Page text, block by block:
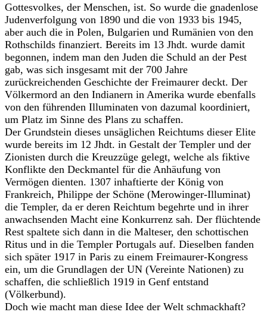
Gottesvolkes, der Menschen, ist. So wurde die gnadenlose
Judenverfolgung von 1890 und die von 1933 bis 1945,
aber auch die in Polen, Bulgarien und Rumänien von den
Rothschilds finanziert. Bereits im 13 Jhdt. wurde damit
begonnen, indem man den Juden die Schuld an der Pest
gab, was sich insgesamt mit der 700 Jahre
zurückreichenden Geschichte der Freimaurer deckt. Der
Völkermord an den Indianern in Amerika wurde ebenfalls
von den führenden Illuminaten von dazumal koordiniert,
um Platz im Sinne des Plans zu schaffen.
Der Grundstein dieses unsäglichen Reichtums dieser Elite
wurde bereits im 12 Jhdt. in Gestalt der Templer und der
Zionisten durch die Kreuzzüge gelegt, welche als fiktive
Konflikte den Deckmantel für die Anhäufung von
Vermögen dienten. 1307 inhaftierte der König von
Frankreich, Philippe der Schöne (Merowinger-Illuminat)
die Templer, da er deren Reichtum begehrte und in ihrer
anwachsenden Macht eine Konkurrenz sah. Der flüchtende
Rest spaltete sich dann in die Malteser, den schottischen
Ritus und in die Templer Portugals auf. Dieselben fanden
sich später 1917 in Paris zu einem Freimaurer-Kongress
ein, um die Grundlagen der UN (Vereinte Nationen) zu
schaffen, die schließlich 1919 in Genf entstand
(Völkerbund).
Doch wie macht man diese Idee der Welt schmackhaft?